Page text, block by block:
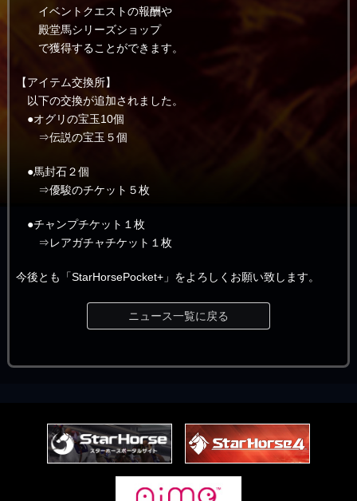
イベントクエストの報酬や
殿堂馬シリーズショップ
で獲得することができます。
【アイテム交換所】
以下の交換が追加されました。
●オグリの宝玉10個
⇒伝説の宝玉５個
●馬封石２個
⇒優駿のチケット５枚
●チャンプチケット１枚
⇒レアガチャチケット１枚
今後とも「StarHorsePocket+」をよろしくお願い致します。
ニュース一覧に戻る